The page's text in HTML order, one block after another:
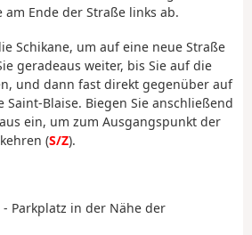
Ende der Straße links ab.
Schikane, um auf eine neue Straße
geradeaus weiter, bis Sie auf die
und dann fast direkt gegenüber auf
Saint-Blaise. Biegen Sie anschließend
ein, um zum Ausgangspunkt der
(S/Z).
- Parkplatz in der Nähe der